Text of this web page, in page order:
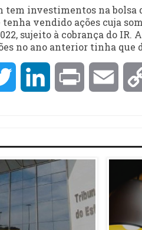
tem investimentos na bolsa
vendido ações cuja
sujeito à cobrança do
no ano anterior tinha
Twitter LinkedInPrint